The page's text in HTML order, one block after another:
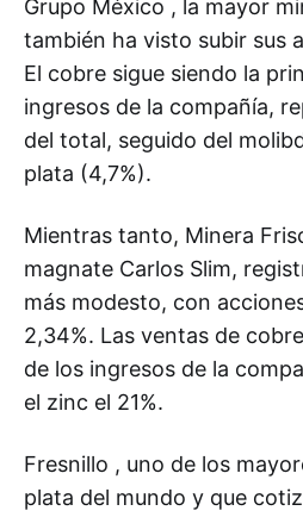
Grupo México , la mayor
también ha visto subir sus
El cobre sigue siendo la
ingresos de la compañía,
del total, seguido del
plata (4,7%).
Mientras tanto, Minera
magnate Carlos Slim,
más modesto, con
2,34%. Las ventas de
de los ingresos de la
el zinc el 21%.
Fresnillo , uno de los
plata del mundo y que